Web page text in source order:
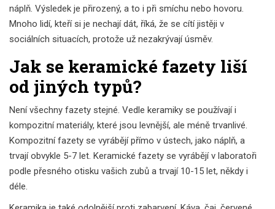
náplň. Výsledek je přirozený, a to i při smíchu nebo hovoru.
Mnoho lidí, kteří si je nechají dát, říká, že se cítí jistěji v
sociálních situacích, protože už nezakrývají úsměv.
Jak se keramické fazety liší
od jiných typů?
Není všechny fazety stejné. Vedle keramiky se používají i
kompozitní materiály, které jsou levnější, ale méně trvanlivé.
Kompozitní fazety se vyrábějí přímo v ústech, jako náplň, a
trvají obvykle 5-7 let. Keramické fazety se vyrábějí v laboratoři
podle přesného otisku vašich zubů a trvají 10-15 let, někdy i
déle.